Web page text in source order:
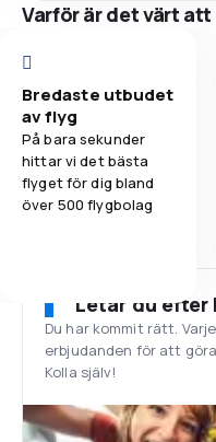
Varför är det värt
Bredaste utbudet
av flyg
På bara sekunder
hittar vi det bästa
flyget för dig bland
över 500 flygbolag
Letar du efter
Du har kommit rätt.
erbjudanden för att
Kolla själv!